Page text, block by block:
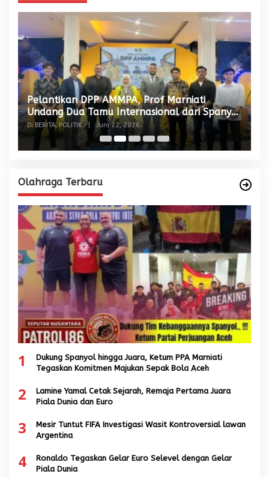
Pelantikan DPP AMMPA, Prof Marniati
Undang Dua Tamu Internasional dari Spanyol
dan Malaysia
Di BERITA, POLITIK Juni 22, 2026
Olahraga Terbaru
1
Dukung Spanyol hingga Juara, Ketum PPA Marniati
Tegaskan Komitmen Majukan Sepak Bola Aceh
2
Lamine Yamal Cetak Sejarah, Remaja Pertama Juara
Piala Dunia dan Euro
3
Mesir Tuntut FIFA Investigasi Wasit Kontroversial lawan
Argentina
4
Ronaldo Tegaskan Gelar Euro Selevel dengan Gelar
Piala Dunia